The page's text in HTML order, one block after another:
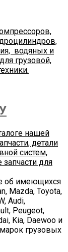
водяных и
грузовой,
нашей
детали
систем,
для
об имеющихся
Mazda, Toyota,
Audi,
Peugeot,
Kia, Daewoo и
грузовых